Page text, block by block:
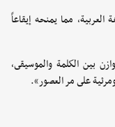
مما يمنحه إيقاعاً
بين الكلمة والموسيقى،
على مر العصور».